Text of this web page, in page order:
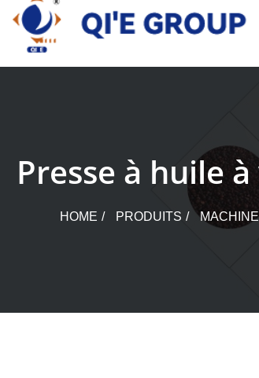
Skip
content
Presse à huile
HOME PRODUITS